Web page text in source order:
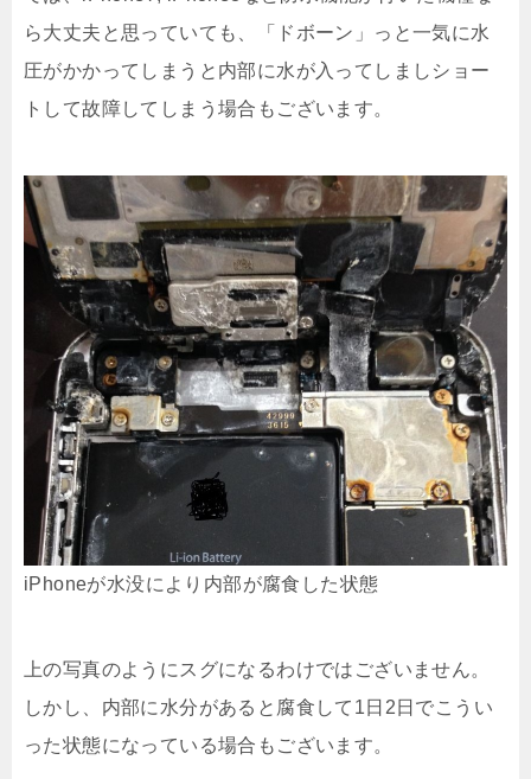
ら大丈夫と思っていても、「ドボーン」っと一気に水
圧がかかってしまうと内部に水が入ってしましショー
トして故障してしまう場合もございます。
iPhoneが水没により内部が腐食した状態
上の写真のようにスグになるわけではございません。
しかし、内部に水分があると腐食して1日2日でこうい
った状態になっている場合もございます。